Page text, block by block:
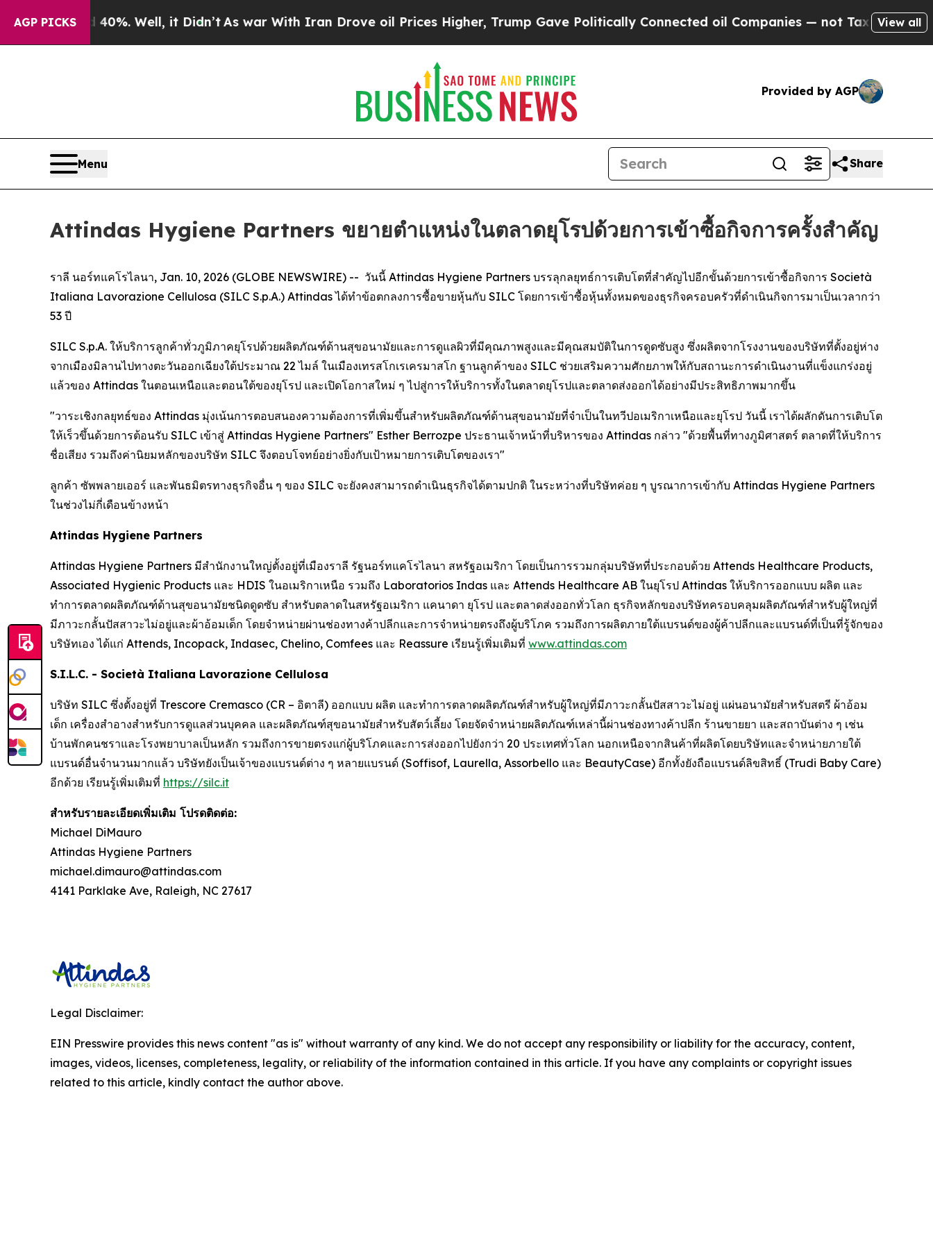
AGP PICKS40%. Well, it Didn’t As war With Iran Drove oil Prices Higher, Trump Gave Politically Connected oil Companies — not Taxpayers — the
View all
Provided by AGP
Menu Share
Attindas Hygiene Partners ขยายตำแหน่งในตลาดยุโรปด้วยการเข้าซื้อกิจการครั้งสำคัญ
ราลี นอร์ทแคโรไลนา, Jan. 10, 2026 (GLOBE NEWSWIRE) -- วันนี้ Attindas Hygiene Partners บรรลุกลยุทธ์การเติบโตที่สำคัญไปอีกขั้นด้วยการเข้าซื้อกิจการ Società
Italiana Lavorazione Cellulosa (SILC S.p.A.) Attindas ได้ทำข้อตกลงการซื้อขายหุ้นกับ SILC โดยการเข้าซื้อหุ้นทั้งหมดของธุรกิจครอบครัวที่ดำเนินกิจการมาเป็นเวลากว่า
53 ปี
SILC S.p.A. ให้บริการลูกค้าทั่วภูมิภาคยุโรปด้วยผลิตภัณฑ์ด้านสุขอนามัยและการดูแลผิวที่มีคุณภาพสูงและมีคุณสมบัติในการดูดซับสูง ซึ่งผลิตจากโรงงานของบริษัทที่ตั้งอยู่ห่าง
จากเมืองมิลานไปทางตะวันออกเฉียงใต้ประมาณ 22 ไมล์ ในเมืองเทรสโกเรเครมาสโก ฐานลูกค้าของ SILC ช่วยเสริมความศักยภาพให้กับสถานะการดำเนินงานที่แข็งแกร่งอยู่
แล้วของ Attindas ในตอนเหนือและตอนใต้ของยุโรป และเปิดโอกาสใหม่ ๆ ไปสู่การให้บริการทั้งในตลาดยุโรปและตลาดส่งออกได้อย่างมีประสิทธิภาพมากขึ้น
"วาระเชิงกลยุทธ์ของ Attindas มุ่งเน้นการตอบสนองความต้องการที่เพิ่มขึ้นสำหรับผลิตภัณฑ์ด้านสุขอนามัยที่จำเป็นในทวีปอเมริกาเหนือและยุโรป วันนี้ เราได้ผลักดันการเติบโต
ให้เร็วขึ้นด้วยการต้อนรับ SILC เข้าสู่ Attindas Hygiene Partners" Esther Berrozpe ประธานเจ้าหน้าที่บริหารของ Attindas กล่าว "ด้วยพื้นที่ทางภูมิศาสตร์ ตลาดที่ให้บริการ
ชื่อเสียง รวมถึงค่านิยมหลักของบริษัท SILC จึงตอบโจทย์อย่างยิ่งกับเป้าหมายการเติบโตของเรา"
ลูกค้า ซัพพลายเออร์ และพันธมิตรทางธุรกิจอื่น ๆ ของ SILC จะยังคงสามารถดำเนินธุรกิจได้ตามปกติ ในระหว่างที่บริษัทค่อย ๆ บูรณาการเข้ากับ Attindas Hygiene Partners
ในช่วงไม่กี่เดือนข้างหน้า
Attindas Hygiene Partners
Attindas Hygiene Partners มีสำนักงานใหญ่ตั้งอยู่ที่เมืองราลี รัฐนอร์ทแคโรไลนา สหรัฐอเมริกา โดยเป็นการรวมกลุ่มบริษัทที่ประกอบด้วย Attends Healthcare Products,
Associated Hygienic Products และ HDIS ในอเมริกาเหนือ รวมถึง Laboratorios Indas และ Attends Healthcare AB ในยุโรป Attindas ให้บริการออกแบบ ผลิต และ
ทำการตลาดผลิตภัณฑ์ด้านสุขอนามัยชนิดดูดซับ สำหรับตลาดในสหรัฐอเมริกา แคนาดา ยุโรป และตลาดส่งออกทั่วโลก ธุรกิจหลักของบริษัทครอบคลุมผลิตภัณฑ์สำหรับผู้ใหญ่ที่
มีภาวะกลั้นปัสสาวะไม่อยู่และผ้าอ้อมเด็ก โดยจำหน่ายผ่านช่องทางค้าปลีกและการจำหน่ายตรงถึงผู้บริโภค รวมถึงการผลิตภายใต้แบรนด์ของผู้ค้าปลีกและแบรนด์ที่เป็นที่รู้จักของ
บริษัทเอง ได้แก่ Attends, Incopack, Indasec, Chelino, Comfees และ Reassure เรียนรู้เพิ่มเติมที่ www.attindas.com
S.I.L.C. - Società Italiana Lavorazione Cellulosa
บริษัท SILC ซึ่งตั้งอยู่ที่ Trescore Cremasco (CR – อิตาลี) ออกแบบ ผลิต และทำการตลาดผลิตภัณฑ์สำหรับผู้ใหญ่ที่มีภาวะกลั้นปัสสาวะไม่อยู่ แผ่นอนามัยสำหรับสตรี ผ้าอ้อม
เด็ก เครื่องสำอางสำหรับการดูแลส่วนบุคคล และผลิตภัณฑ์สุขอนามัยสำหรับสัตว์เลี้ยง โดยจัดจำหน่ายผลิตภัณฑ์เหล่านี้ผ่านช่องทางค้าปลีก ร้านขายยา และสถาบันต่าง ๆ เช่น
บ้านพักคนชราและโรงพยาบาลเป็นหลัก รวมถึงการขายตรงแก่ผู้บริโภคและการส่งออกไปยังกว่า 20 ประเทศทั่วโลก นอกเหนือจากสินค้าที่ผลิตโดยบริษัทและจำหน่ายภายใต้
แบรนด์อื่นจำนวนมากแล้ว บริษัทยังเป็นเจ้าของแบรนด์ต่าง ๆ หลายแบรนด์ (Soffisof, Laurella, Assorbello และ BeautyCase) อีกทั้งยังถือแบรนด์ลิขสิทธิ์ (Trudi Baby Care)
อีกด้วย เรียนรู้เพิ่มเติมที่ https://silc.it
สำหรับรายละเอียดเพิ่มเติม โปรดติดต่อ:
Michael DiMauro
Attindas Hygiene Partners
michael.dimauro@attindas.com
4141 Parklake Ave, Raleigh, NC 27617
Legal Disclaimer:
EIN Presswire provides this news content "as is" without warranty of any kind. We do not accept any responsibility or liability for the accuracy, content,
images, videos, licenses, completeness, legality, or reliability of the information contained in this article. If you have any complaints or copyright issues
related to this article, kindly contact the author above.